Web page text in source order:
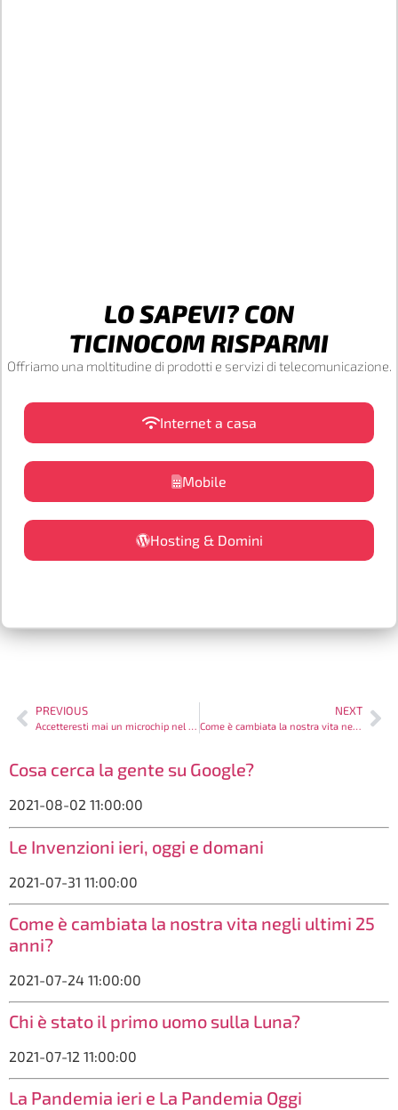
LO SAPEVI? CON
TICINOCOM RISPARMI
Offriamo una moltitudine di prodotti e servizi di telecomunicazione.
Internet a casa
Mobile
Hosting & Domini
PREVIOUS
Accetteresti mai un microchip nel cervello?
NEXT
Come è cambiata la nostra vita negli ultimi 25 anni?
Cosa cerca la gente su Google?
2021-08-02 11:00:00
Le Invenzioni ieri, oggi e domani
2021-07-31 11:00:00
Come è cambiata la nostra vita negli ultimi 25
anni?
2021-07-24 11:00:00
Chi è stato il primo uomo sulla Luna?
2021-07-12 11:00:00
La Pandemia ieri e La Pandemia Oggi